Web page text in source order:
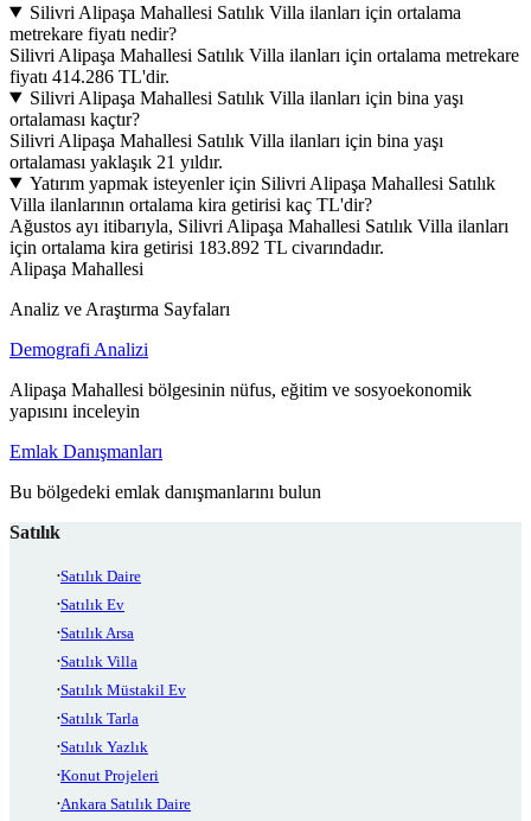
Silivri Alipaşa Mahallesi Satılık Villa ilanları için ortalama
metrekare fiyatı nedir?
Silivri Alipaşa Mahallesi Satılık Villa ilanları için ortalama metrekare
fiyatı 414.286 TL'dir.
Silivri Alipaşa Mahallesi Satılık Villa ilanları için bina yaşı
ortalaması kaçtır?
Silivri Alipaşa Mahallesi Satılık Villa ilanları için bina yaşı
ortalaması yaklaşık 21 yıldır.
Yatırım yapmak isteyenler için Silivri Alipaşa Mahallesi Satılık
Villa ilanlarının ortalama kira getirisi kaç TL'dir?
Ağustos ayı itibarıyla, Silivri Alipaşa Mahallesi Satılık Villa ilanları
için ortalama kira getirisi 183.892 TL civarındadır.
Alipaşa Mahallesi
Analiz ve Araştırma Sayfaları
Demografi Analizi
Alipaşa Mahallesi bölgesinin nüfus, eğitim ve sosyoekonomik
yapısını inceleyin
Emlak Danışmanları
Bu bölgedeki emlak danışmanlarını bulun
Satılık
Satılık Daire
Satılık Ev
Satılık Arsa
Satılık Villa
Satılık Müstakil Ev
Satılık Tarla
Satılık Yazlık
Konut Projeleri
Ankara Satılık Daire